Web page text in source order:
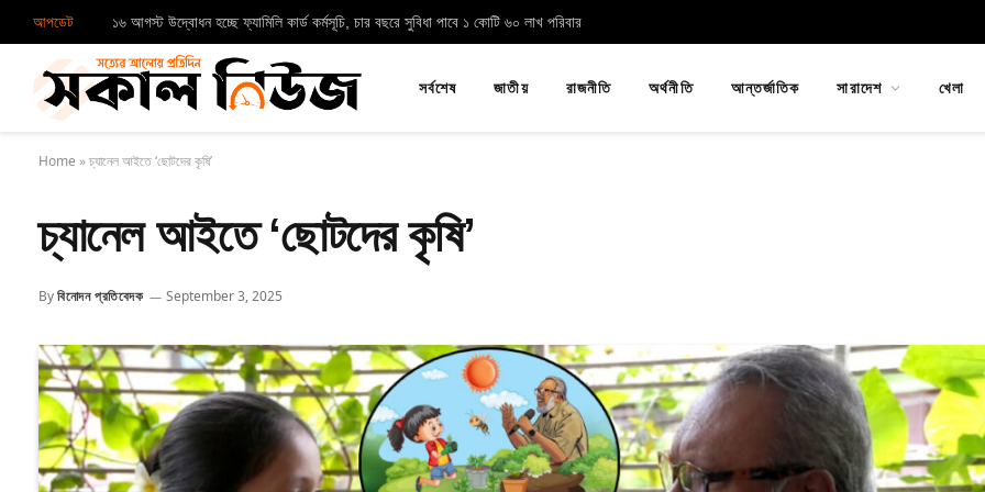
আপডেট ১৬ আগস্ট উদ্বোধন হচ্ছে ফ্যামিলি কার্ড কর্মসূচি, চার বছরে সুবিধা পাবে ১ কোটি ৬০ লাখ পরিবার
সর্বশেষ জাতীয় রাজনীতি অর্থনীতি আন্তর্জাতিক সারাদেশ খেলা
Home »চ্যানেল আইতে ‘ছোটদের কৃষি’
চ্যানেল আইতে ‘ছোটদের কৃষি’
Byবিনোদন প্রতিবেদক September 3, 2025